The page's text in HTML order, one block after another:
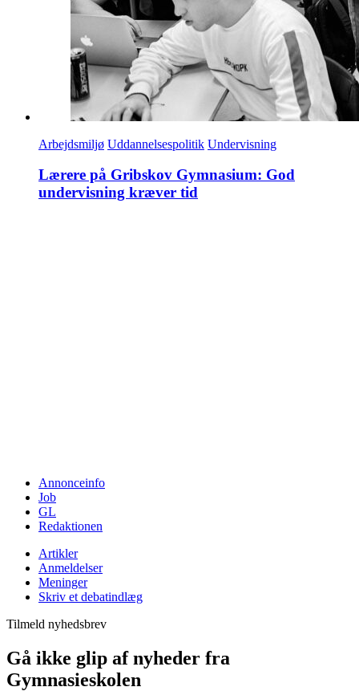
Arbejdsmiljø Uddannelsespolitik Undervisning
Lærere på Gribskov Gymnasium: God
undervisning kræver tid
Annonceinfo
Job
GL
Redaktionen
Artikler
Anmeldelser
Meninger
Skriv et debatindlæg
Tilmeld nyhedsbrev
Gå ikke glip af nyheder fra
Gymnasieskolen